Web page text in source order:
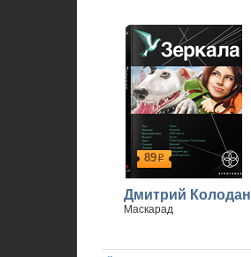
89р
Дмитрий Колодан
Маскарад